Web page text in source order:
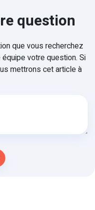
question
que vous recherchez
votre question. Si
mettrons cet article à